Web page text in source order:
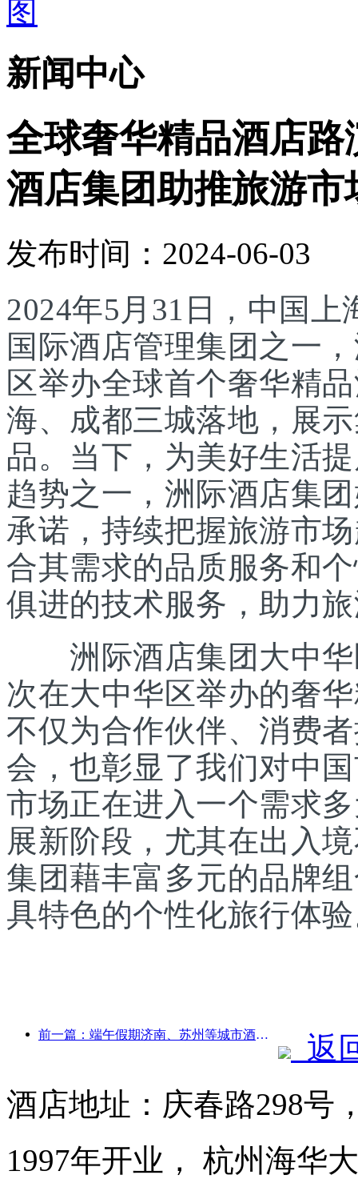
新闻中心
全球奢华精品酒店
酒店集团助推旅游市
发布时间：2024-06-03
2024年5月31日，中国
国际酒店管理集团之一
区举办全球首个奢华精
海、成都三城落地，展
品。当下，为美好生活
趋势之一，洲际酒店集
承诺，持续把握旅游市
合其需求的品质服务和
俱进的技术服务，助力
洲际酒店集团大中华
次在大中华区举办的奢
不仅为合作伙伴、消费
会，也彰显了我们对中
市场正在进入一个需求
展新阶段，尤其在出入
集团藉丰富多元的品牌
具特色的个性化旅行体验
前一篇：端午假期济南、苏州等城市酒店预订量同比增长超五成
返
酒店地址：庆春路298号
1997年开业， 杭州海